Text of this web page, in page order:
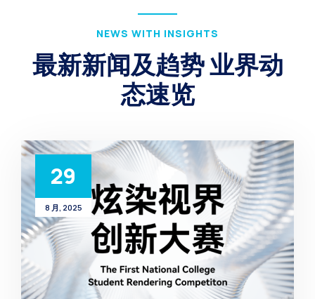
NEWS WITH INSIGHTS
最新新闻及趋势 业界动
态速览
29
8 月, 2025